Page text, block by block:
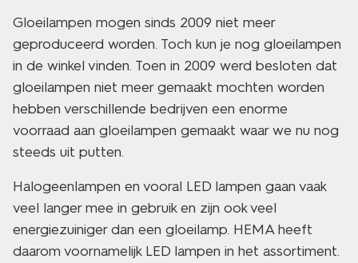
Gloeilampen mogen sinds 2009 niet meer
geproduceerd worden. Toch kun je nog gloeilampen
in de winkel vinden. Toen in 2009 werd besloten dat
gloeilampen niet meer gemaakt mochten worden
hebben verschillende bedrijven een enorme
voorraad aan gloeilampen gemaakt waar we nu nog
steeds uit putten.
Halogeenlampen en vooral LED lampen gaan vaak
veel langer mee in gebruik en zijn ook veel
energiezuiniger dan een gloeilamp. HEMA heeft
daarom voornamelijk LED lampen in het assortiment.